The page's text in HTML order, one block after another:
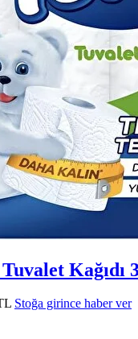
Kağıdı
Stoğa girince haber ver